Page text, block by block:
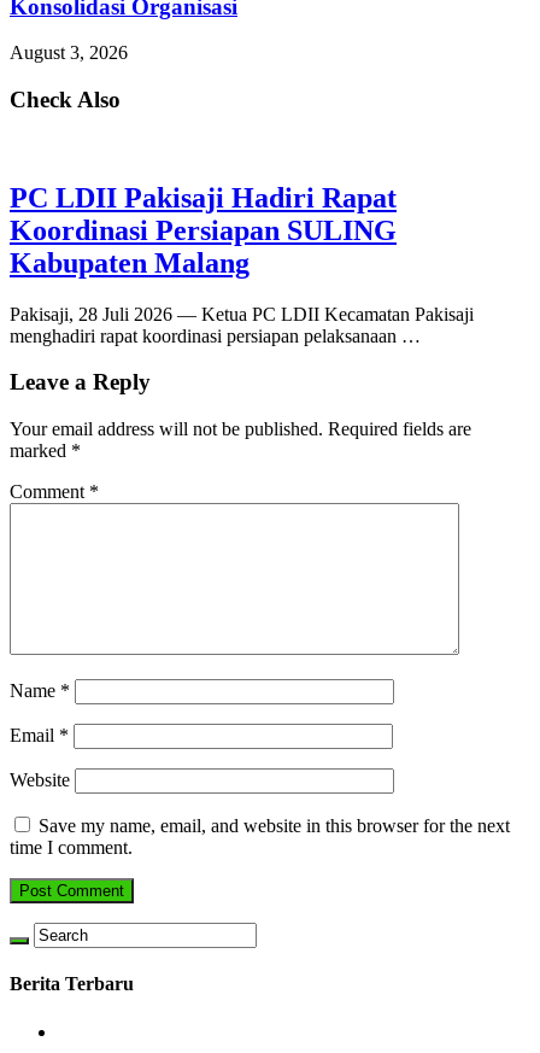
Konsolidasi Organisasi
August 3, 2026
Check Also
PC LDII Pakisaji Hadiri Rapat
Koordinasi Persiapan SULING
Kabupaten Malang
Pakisaji, 28 Juli 2026 — Ketua PC LDII Kecamatan Pakisaji
menghadiri rapat koordinasi persiapan pelaksanaan …
Leave a Reply
Your email address will not be published. Required fields are
marked *
Comment *
Name *
Email *
Website
Save my name, email, and website in this browser for the next
time I comment.
Berita Terbaru